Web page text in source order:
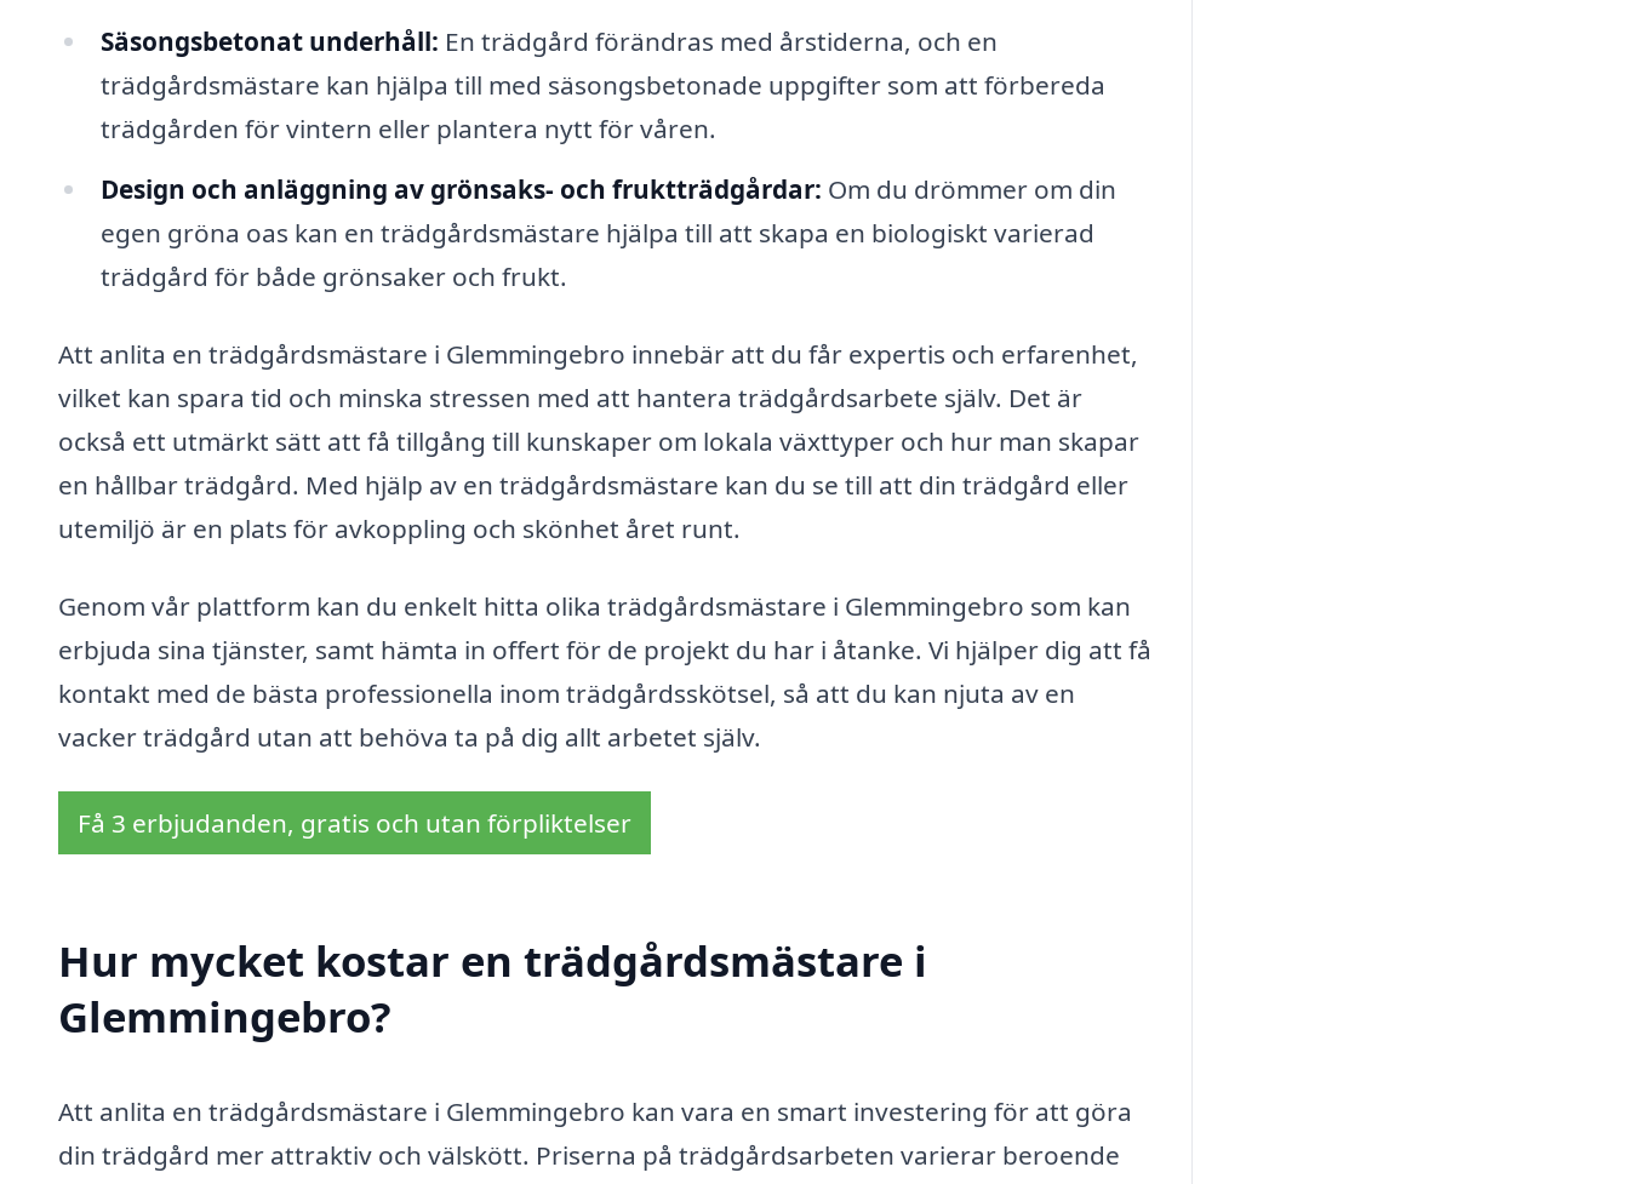
Säsongsbetonat underhåll: En trädgård förändras med årstiderna, och en
trädgårdsmästare kan hjälpa till med säsongsbetonade uppgifter som att förbereda
trädgården för vintern eller plantera nytt för våren.
Design och anläggning av grönsaks- och fruktträdgårdar: Om du drömmer om din
egen gröna oas kan en trädgårdsmästare hjälpa till att skapa en biologiskt varierad
trädgård för både grönsaker och frukt.
Att anlita en trädgårdsmästare i Glemmingebro innebär att du får expertis och erfarenhet,
vilket kan spara tid och minska stressen med att hantera trädgårdsarbete själv. Det är
också ett utmärkt sätt att få tillgång till kunskaper om lokala växttyper och hur man skapar
en hållbar trädgård. Med hjälp av en trädgårdsmästare kan du se till att din trädgård eller
utemiljö är en plats för avkoppling och skönhet året runt.
Genom vår plattform kan du enkelt hitta olika trädgårdsmästare i Glemmingebro som kan
erbjuda sina tjänster, samt hämta in offert för de projekt du har i åtanke. Vi hjälper dig att få
kontakt med de bästa professionella inom trädgårdsskötsel, så att du kan njuta av en
vacker trädgård utan att behöva ta på dig allt arbetet själv.
Få 3 erbjudanden, gratis och utan förpliktelser
Hur mycket kostar en trädgårdsmästare i
Glemmingebro?
Att anlita en trädgårdsmästare i Glemmingebro kan vara en smart investering för att göra
din trädgård mer attraktiv och välskött. Priserna på trädgårdsarbeten varierar beroende